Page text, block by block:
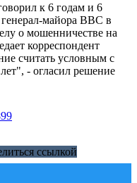
к 6 годам и 6
майора ВВС в
о мошенничестве на
корреспондент
считать условным с
- огласил решение
ссылкой